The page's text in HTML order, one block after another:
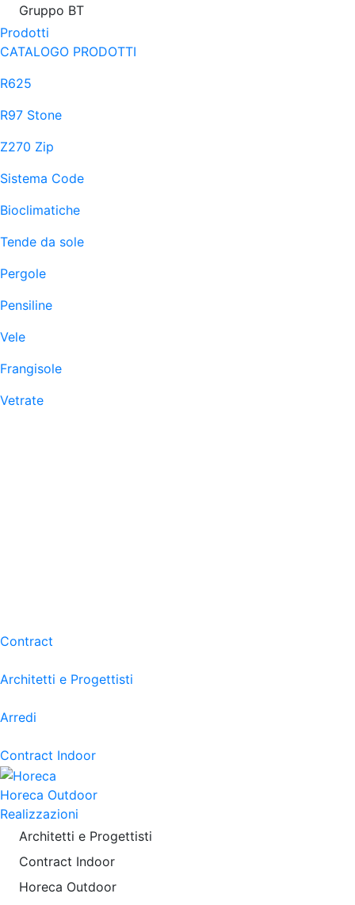
Gruppo BT
Prodotti
CATALOGO PRODOTTI
R625
R97 Stone
Z270 Zip
Sistema Code
Bioclimatiche
Tende da sole
Pergole
Pensiline
Vele
Frangisole
Vetrate
Contract
Architetti e Progettisti
Arredi
Contract Indoor
Horeca Outdoor
Realizzazioni
Architetti e Progettisti
Contract Indoor
Horeca Outdoor